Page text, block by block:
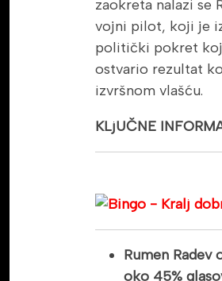
zaokreta nalazi se
vojni pilot, koji je
politički pokret
ostvario rezultat
izvršnom vlašću.
KLjUČNE
Rumen
oko 45%